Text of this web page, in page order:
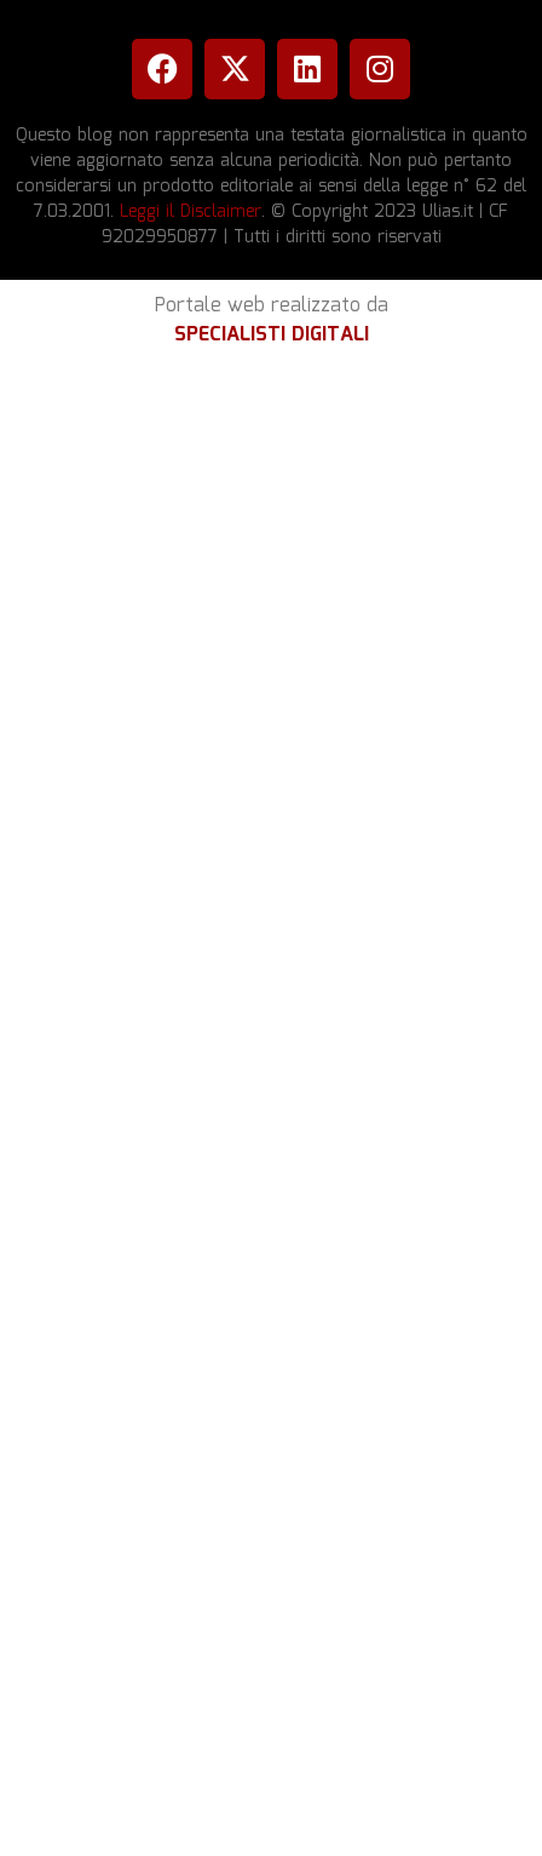
Questo blog non rappresenta una testata giornalistica in quanto
viene aggiornato senza alcuna periodicità. Non può pertanto
considerarsi un prodotto editoriale ai sensi della legge n° 62 del
7.03.2001. Leggi il Disclaimer. © Copyright 2023 Ulias.it | CF
92029950877 | Tutti i diritti sono riservati
Portale web realizzato da
SPECIALISTI DIGITALI